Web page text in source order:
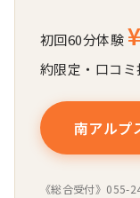
初回60分体験
約限定・口コミ
南アルプ
《総合受付》055-